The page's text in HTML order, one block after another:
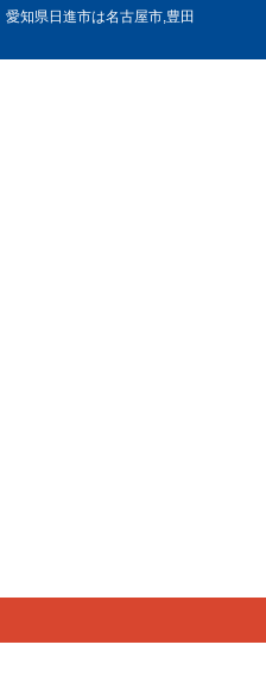
知県日進市は名古屋市,豊田